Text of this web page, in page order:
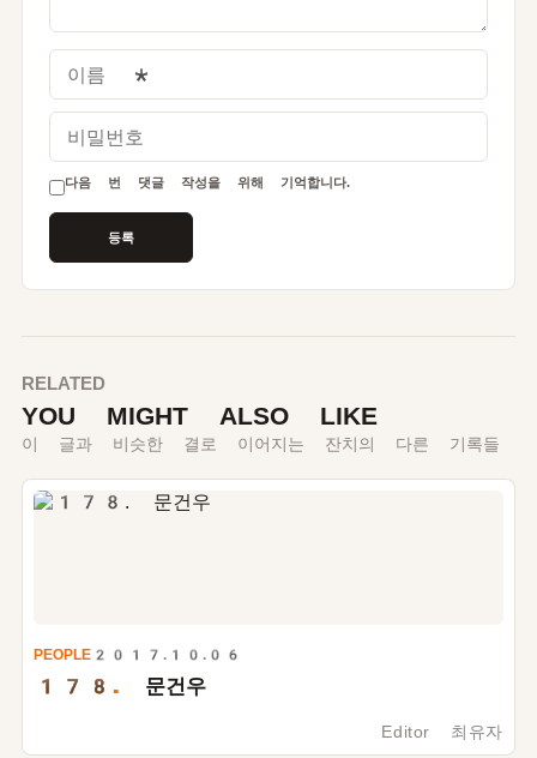
이름
비밀번호
다음 번 댓글 작성을 위해 기억합니다.
RELATED
YOU MIGHT ALSO LIKE
이 글과 비슷한 결로 이어지는 잔치의 다른 기록들
PEOPLE 2017.10.06
178. 문건우
Editor 최유자